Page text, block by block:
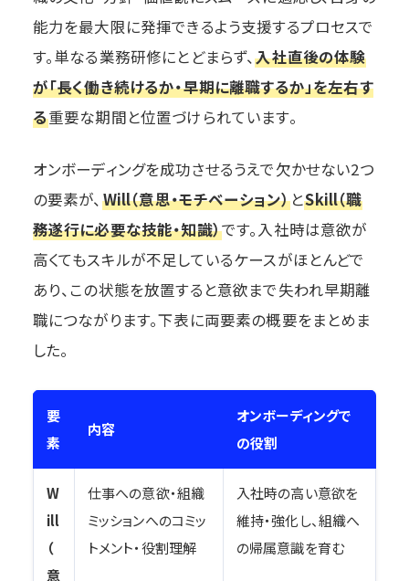
能力を最大限に発揮できるよう支援するプロセスで
す。単なる業務研修にとどまらず、入社直後の体験
が「長く働き続けるか・早期に離職するか」を左右す
る重要な期間と位置づけられています。
オンボーディングを成功させるうえで欠かせない2つ
の要素が、 Will（意思・モチベーション）とSkill（職
務遂行に必要な技能・知識）です。入社時は意欲が
高くてもスキルが不足しているケースがほとんどで
あり、この状態を放置すると意欲まで失われ早期離
職につながります。下表に両要素の概要をまとめま
した。
要
素
内容
オンボーディングで
の役割
W
ill
（
意
仕事への意欲・組織
ミッションへのコミッ
トメント・役割理解
入社時の高い意欲を
維持・強化し、組織へ
の帰属意識を育む